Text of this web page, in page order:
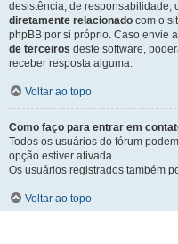
desistência, de responsabilidade,
diretamente relacionado com o
phpBB por si próprio. Caso envie
de terceiros deste software,
receber resposta alguma.
Voltar ao topo
Como faço para entrar em
Todos os usuários do fórum
opção estiver ativada.
Os usuários registrados também
Voltar ao topo